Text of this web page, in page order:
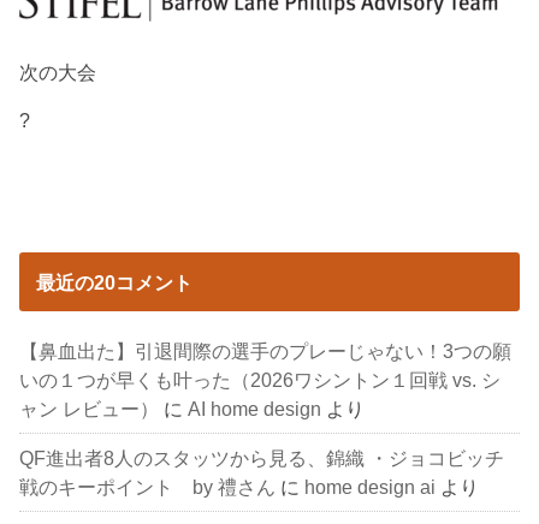
次の大会
?
最近の20コメント
【鼻血出た】引退間際の選手のプレーじゃない！3つの願
いの１つが早くも叶った（2026ワシントン１回戦 vs. シ
ャン レビュー）
にAI home design より
QF進出者8人のスタッツから見る、錦織 ・ジョコビッチ
戦のキーポイント by 禮さん に home design ai より